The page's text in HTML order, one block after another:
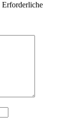
Erforderliche